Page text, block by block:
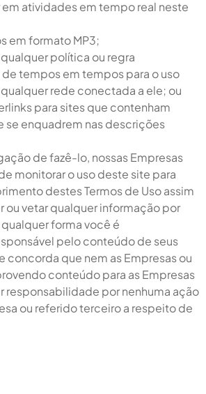
em atividades em tempo real neste
em formato MP3;
política ou regra
tempos em tempos para o uso
rede conectada a ele; ou
para sites que contenham
se enquadrem nas descrições
de fazê-lo, nossas Empresas
monitorar o uso deste site para
destes Termos de Uso assim
ou vetar qualquer informação por
forma você é
pelo conteúdo de seus
concorda que nem as Empresas ou
conteúdo para as Empresas
responsabilidade por nenhuma ação
ou referido terceiro a respeito de